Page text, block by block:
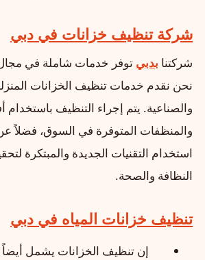
شركة تنظيف خزانات في دبي
شركتنا بدبي توفر خدمات شاملة في
نحن نقدم خدمات تنظيف الخزانات
والصناعية. يتم إجراء التنظيف
والمنظفات المتوفرة في السوق، فضلاً
استخدام التقنيات الجديدة والمبتكرة
النظافة والصحة.
تنظيف خزانات المياه في دبي
إن تنظيف الخزانات يشمل